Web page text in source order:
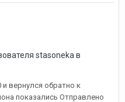
stasoneka в
и вернулся обратно к
показались Отправлено